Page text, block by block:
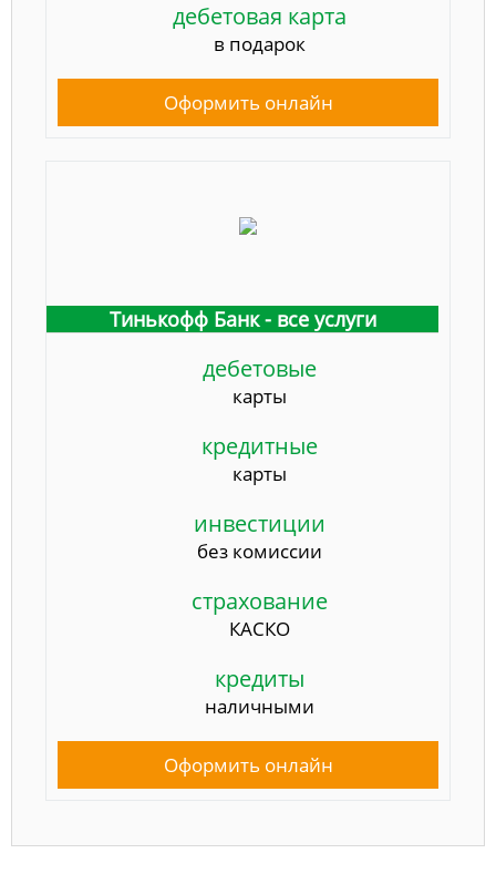
дебетовая карта
в подарок
Оформить онлайн
Тинькофф Банк - все услуги
дебетовые
карты
кредитные
карты
инвестиции
без комиссии
страхование
КАСКО
кредиты
наличными
Оформить онлайн